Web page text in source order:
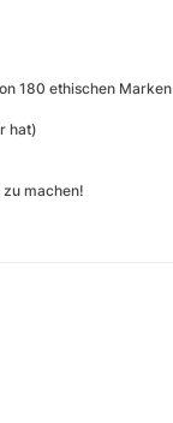
180 ethischen Marken
hat)
machen!